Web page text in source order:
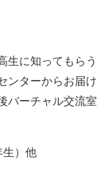
生に知っても
ンターからお届
バーチャル交流室
）他